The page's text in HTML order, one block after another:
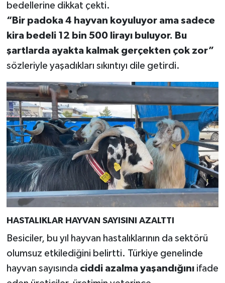
bedellerine dikkat çekti.
“Bir padoka 4 hayvan koyuluyor ama sadece
kira bedeli 12 bin 500 lirayı buluyor. Bu
şartlarda ayakta kalmak gerçekten çok zor”
sözleriyle yaşadıkları sıkıntıyı dile getirdi.
HASTALIKLAR HAYVAN SAYISINI AZALTTI
Besiciler, bu yıl hayvan hastalıklarının da sektörü
olumsuz etkilediğini belirtti. Türkiye genelinde
hayvan sayısında ciddi azalma yaşandığınıifade